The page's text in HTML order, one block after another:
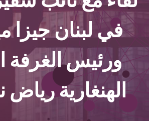
في لبنان جيزا
ورئيس الغرفة
الهنغارية